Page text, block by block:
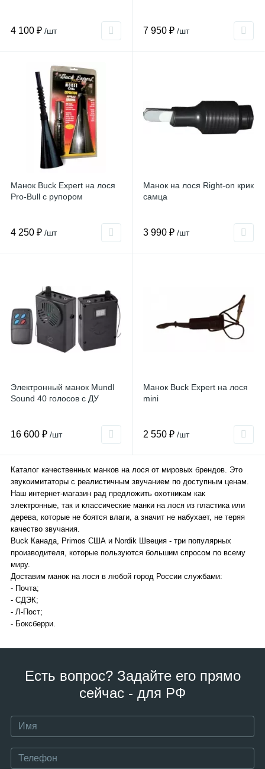
4 100 ₽ /шт 7 950 ₽ /шт
Манок Buck Expert на лося
Pro-Bull с рупором
4 250 ₽ /шт
Манок на лося Right-on крик
самца
3 990 ₽ /шт
Электронный манок MundI
Sound 40 голосов с ДУ
16 600 ₽ /шт
Манок Buck Expert на лося
mini
2 550 ₽ /шт
Каталог качественных манков на лося от мировых брендов. Это
звукоимитаторы с реалистичным звучанием по доступным ценам.
Наш интернет-магазин рад предложить охотникам как
электронные, так и классические манки на лося из пластика или
дерева, которые не боятся влаги, а значит не набухает, не теряя
качество звучания.
Buck Канада, Primos США и Nordik Швеция - три популярных
производителя, которые пользуются большим спросом по всему
миру.
Доставим манок на лося в любой город России службами:
- Почта;
- СДЭК;
- Л-Пост;
- Боксберри.
Есть вопрос? Задайте его прямо
сейчас - для РФ